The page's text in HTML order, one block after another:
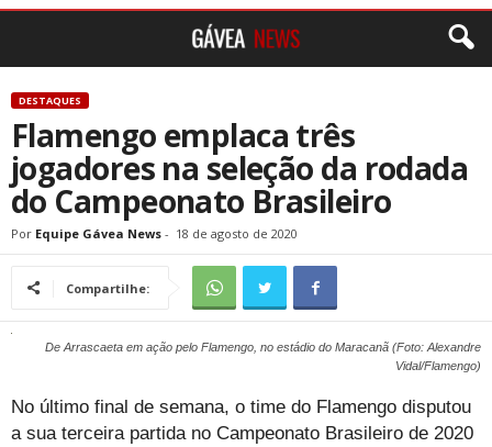
DESTAQUES
Flamengo emplaca três
jogadores na seleção da rodada
do Campeonato Brasileiro
Por Equipe Gávea News - 18 de agosto de 2020
Compartilhe:
De Arrascaeta em ação pelo Flamengo, no estádio do Maracanã (Foto: Alexandre
Vidal/Flamengo)
No último final de semana, o time do Flamengo disputou
a sua terceira partida no Campeonato Brasileiro de 2020